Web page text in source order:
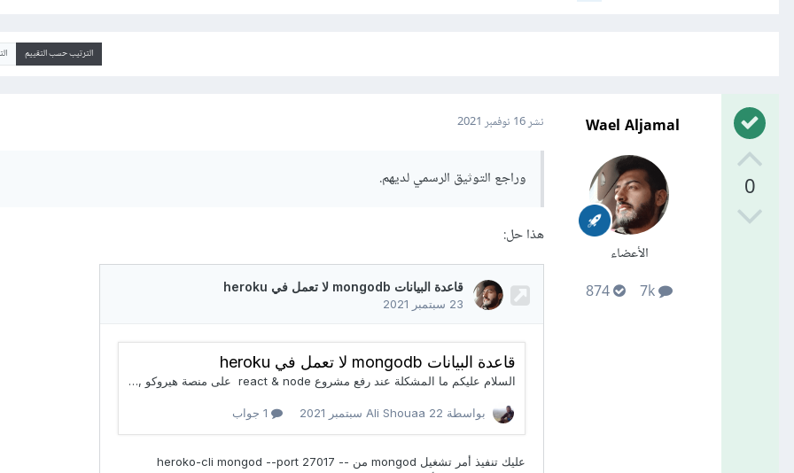
الترتيب حسب التقييم
0
Wael Aljamal
الأعضاء
نشر16 نوفمبر 2021
وراجع التوثيق الرسمي لديهم.
هذا حل: